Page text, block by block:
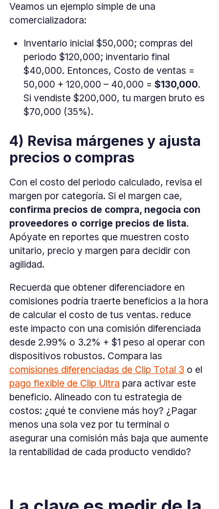
Veamos un ejemplo simple de una
comercializadora:
Inventario inicial $50,000; compras del
periodo $120,000; inventario final
$40,000. Entonces, Costo de ventas =
50,000 + 120,000 – 40,000 = $130,000.
Si vendiste $200,000, tu margen bruto es
$70,000 (35%).
4) Revisa márgenes y ajusta
precios o compras
Con el costo del periodo calculado, revisa el
margen por categoría. Si el margen cae,
confirma precios de compra, negocia con
proveedores o corrige precios de lista.
Apóyate en reportes que muestren costo
unitario, precio y margen para decidir con
agilidad.
Recuerda que obtener diferenciadore en
comisiones podría traerte beneficios a la hora
de calcular el costo de tus ventas. reduce
este impacto con una comisión diferenciada
desde 2.99% o 3.2% + $1 peso al operar con
dispositivos robustos. Compara las
comisiones diferenciadas de Clip Total 3 o el
pago flexible de Clip Ultra para activar este
beneficio. Alineado con tu estrategia de
costos: ¿qué te conviene más hoy? ¿Pagar
menos una sola vez por tu terminal o
asegurar una comisión más baja que aumente
la rentabilidad de cada producto vendido?